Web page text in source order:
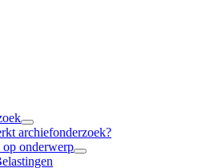
archiefonderzoek?
op onderwerp